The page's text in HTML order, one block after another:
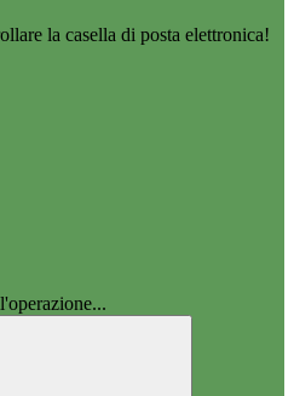
la casella di posta elettronica!